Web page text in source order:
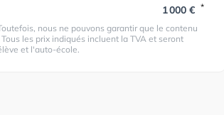
1 000 € *
nous ne pouvons garantir que le contenu
les prix indiqués incluent la TVA et seront
et l'auto-école.